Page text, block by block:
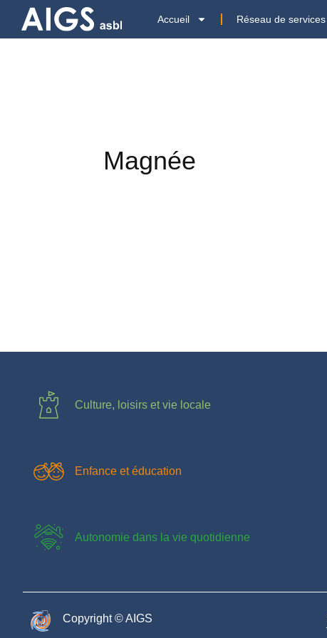
Accueil Réseau de services
Magnée
Culture, loisirs et vie locale
Enfance et éducation
Autonomie dans la vie quotidienne
Copyright © AIGS​